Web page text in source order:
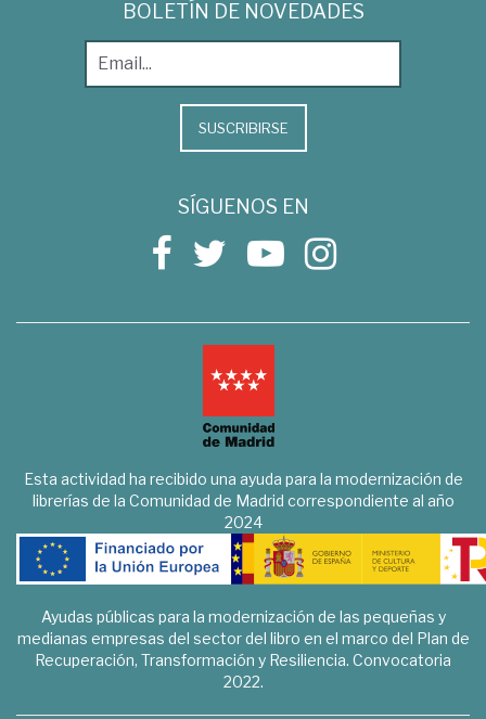
BOLETÍN DE NOVEDADES
SUSCRIBIRSE
SÍGUENOS EN
Esta actividad ha recibido una ayuda para la modernización de
librerías de la Comunidad de Madrid correspondiente al año
2024
Ayudas públicas para la modernización de las pequeñas y
medianas empresas del sector del libro en el marco del Plan de
Recuperación, Transformación y Resiliencia. Convocatoria
2022.